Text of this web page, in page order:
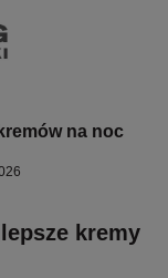
na noc
kremy